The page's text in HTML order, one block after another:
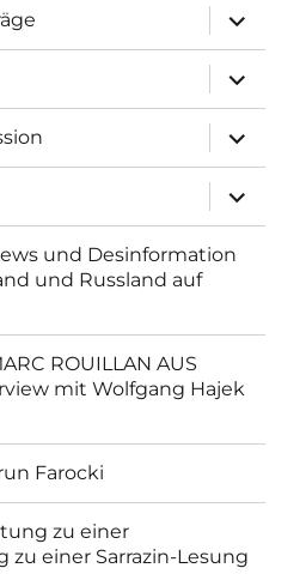
anzeigen
anzeigen
anzeigen
anzeigen
und Desinformation
und Russland auf
ROUILLAN AUS
mit Wolfgang Hajek
Farocki
zu einer
zu einer Sarrazin-Lesung